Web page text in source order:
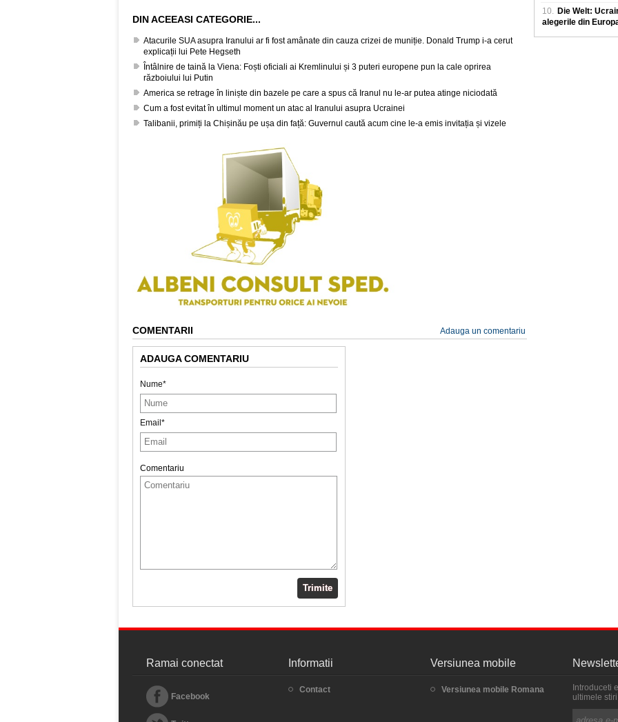
DIN ACEEASI CATEGORIE...
Atacurile SUA asupra Iranului ar fi fost amânate din cauza crizei de muniție. Donald Trump i-a cerut
explicații lui Pete Hegseth
Întâlnire de taină la Viena: Foști oficiali ai Kremlinului și 3 puteri europene pun la cale oprirea
războiului lui Putin
America se retrage în liniște din bazele pe care a spus că Iranul nu le-ar putea atinge niciodată
Cum a fost evitat în ultimul moment un atac al Iranului asupra Ucrainei
Talibanii, primiți la Chișinău pe ușa din față: Guvernul caută acum cine le-a emis invitația și vizele
COMENTARII Adauga un comentariu
ADAUGA COMENTARIU
Nume*
Email*
Comentariu
Trimite
10. Die Welt:
alegerile din
Ramai conectat
Facebook
Informatii
Contact
Versiunea mobile
Versiunea mobile Romana
Introduceti
ultimele